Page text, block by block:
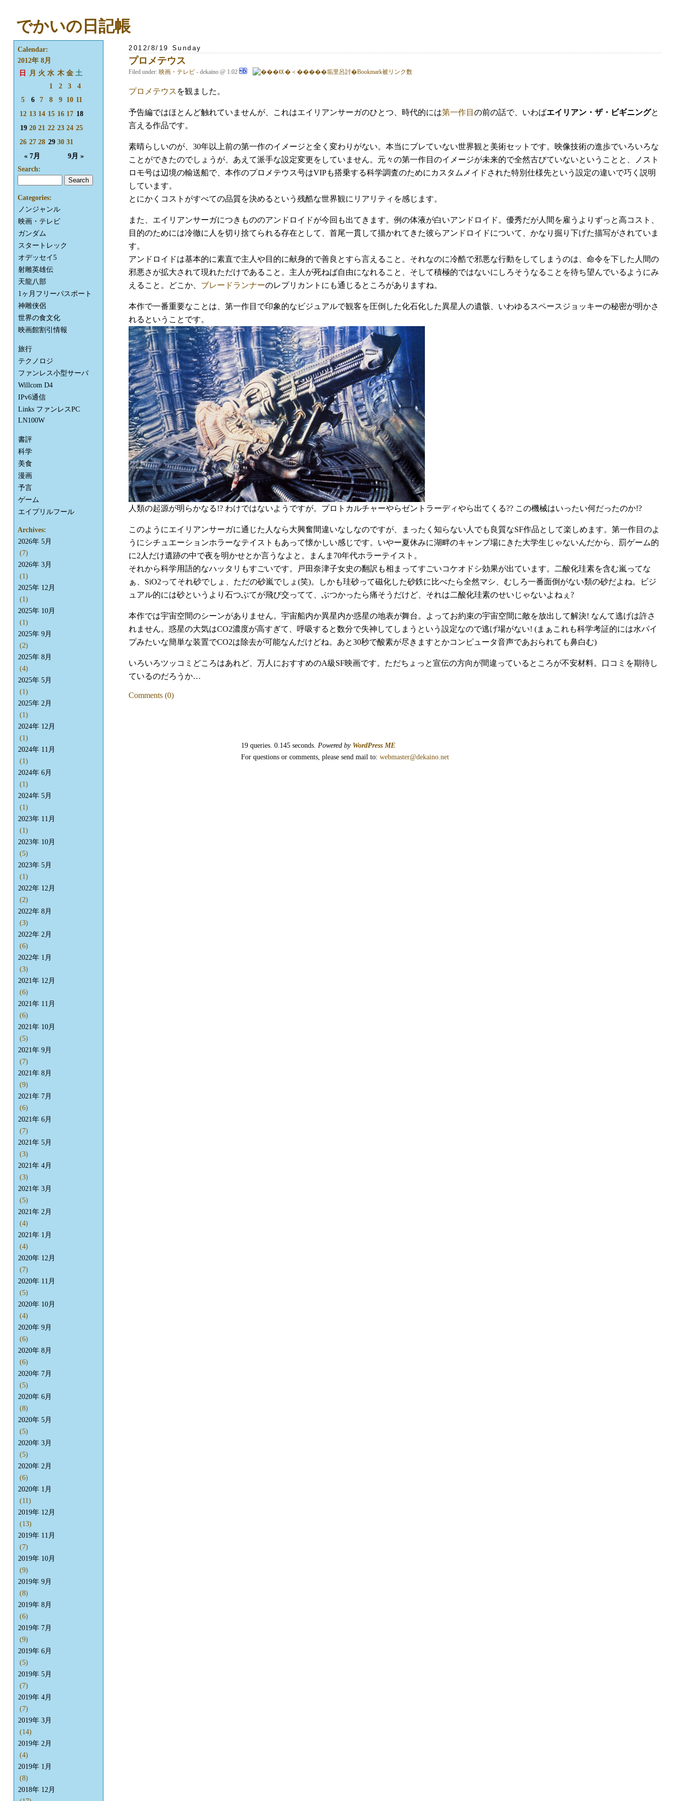
でかいの日記帳
2012/8/19 Sunday
プロメテウス
Filed under: 映画・テレビ - dekaino @ 1:02
プロメテウス を観ました。
予告編ではほとんど触れていませんが、これはエイリアンサーガのひとつ、時代的には第一作目 の前の話で、いわばエイリアン・ザ・ビギニングと
言える作品です。
素晴らしいのが、30年以上前の第一作のイメージと全く変わりがない。本当にブレていない世界観と美術セットです。映像技術の進歩でいろいろな
ことができたのでしょうが、あえて派手な設定変更をしていません。元々の第一作目のイメージが未来的で全然古びていないということと、ノスト
ロモ号は辺境の輸送船で、本作のプロメテウス号はVIPも搭乗する科学調査のためにカスタムメイドされた特別仕様先という設定の違いで巧く説明
しています。
とにかくコストがすべての品質を決めるという残酷な世界観にリアリティを感じます。
また、エイリアンサーガにつきもののアンドロイドが今回も出てきます。例の体液が白いアンドロイド。優秀だが人間を雇うよりずっと高コスト、
目的のためには冷徹に人を切り捨てられる存在として、首尾一貫して描かれてきた彼らアンドロイドについて、かなり掘り下げた描写がされていま
す。
アンドロイドは基本的に素直で主人や目的に献身的で善良とすら言えること。それなのに冷酷で邪悪な行動をしてしまうのは、命令を下した人間の
邪悪さが拡大されて現れただけであること。主人が死ねば自由になれること、そして積極的ではないにしろそうなることを待ち望んでいるようにみ
えること。どこか、 ブレードランナーのレプリカントにも通じるところがありますね。
本作で一番重要なことは、第一作目で印象的なビジュアルで観客を圧倒した化石化した異星人の遺骸、いわゆるスペースジョッキーの秘密が明かさ
れるということです。
人類の起源が明らかなる!? わけではないようですが。プロトカルチャーやらゼントラーディやら出てくる?? この機械はいったい何だったのか!?
このようにエイリアンサーガに通じた人なら大興奮間違いなしなのですが、まったく知らない人でも良質なSF作品として楽しめます。第一作目のよ
うにシチュエーションホラーなテイストもあって懐かしい感じです。いやー夏休みに湖畔のキャンプ場にきた大学生じゃないんだから、罰ゲーム的
に2人だけ遺跡の中で夜を明かせとか言うなよと。まんま70年代ホラーテイスト。
それから科学用語的なハッタリもすごいです。戸田奈津子女史の翻訳も相まってすごいコケオドシ効果が出ています。二酸化珪素を含む嵐ってな
ぁ、SiO2ってそれ砂でしょ、ただの砂嵐でしょ(笑)。しかも珪砂って磁化した砂鉄に比べたら全然マシ、むしろ一番面倒がない類の砂だよね。ビジ
ュアル的には砂というより石つぶてが飛び交ってて、ぶつかったら痛そうだけど、それは二酸化珪素のせいじゃないよねぇ?
本作では宇宙空間のシーンがありません。宇宙船内か異星内か惑星の地表が舞台。よってお約束の宇宙空間に敵を放出して解決! なんて逃げは許さ
れません。惑星の大気はCO2濃度が高すぎて、呼吸すると数分で失神してしまうという設定なので逃げ場がない! (まぁこれも科学考証的には水パイ
プみたいな簡単な装置でCO2は除去が可能なんだけどね。あと30秒で酸素が尽きますとかコンピュータ音声であおられても鼻白む)
いろいろツッコミどころはあれど、万人におすすめのA級SF映画です。ただちょっと宣伝の方向が間違っているところが不安材料。口コミを期待し
ているのだろうか…
Comments (0)
Calendar:
2012年 8月
日
月 火 水 木 金 土
« 7月 9月 »
1 2 3
4
5
6 7 8 9 10 11
12 13 14 15 16 17 18
19 20 21 22 23 24 25
26 27 28 29 30 31
Search:
Categories:
ノンジャンル
映画・テレビ
ガンダム
スタートレック
オデッセイ5
射雕英雄伝
天龍八部
1ヶ月フリーパスポート
神雕侠侶
世界の食文化
映画館割引情報
旅行
テクノロジ
ファンレス小型サーバ
Willcom D4
IPv6通信
Links ファンレスPC
LN100W
書評
科学
美食
漫画
予言
ゲーム
エイプリルフール
Archives:
2026年 5月
(7)
2026年 3月
(1)
2025年 12月
(1)
2025年 10月
(1)
2025年 9月
(2)
2025年 8月
(4)
2025年 5月
(1)
2025年 2月
(1)
2024年 12月
(1)
2024年 11月
(1)
2024年 6月
(1)
2024年 5月
(1)
2023年 11月
(1)
2023年 10月
(5)
2023年 5月
(1)
2022年 12月
(2)
2022年 8月
(3)
2022年 2月
(6)
2022年 1月
(3)
2021年 12月
(6)
2021年 11月
(6)
2021年 10月
(5)
2021年 9月
(7)
2021年 8月
(9)
2021年 7月
(6)
2021年 6月
(7)
2021年 5月
(3)
2021年 4月
(3)
2021年 3月
(5)
2021年 2月
(4)
2021年 1月
(4)
2020年 12月
(7)
2020年 11月
(5)
2020年 10月
(4)
2020年 9月
(6)
2020年 8月
(6)
2020年 7月
(5)
2020年 6月
(8)
2020年 5月
(5)
2020年 3月
(5)
2020年 2月
(6)
2020年 1月
(11)
2019年 12月
(13)
2019年 11月
(7)
2019年 10月
(9)
2019年 9月
(8)
2019年 8月
(6)
2019年 7月
(9)
2019年 6月
(5)
2019年 5月
(7)
2019年 4月
(7)
2019年 3月
(14)
2019年 2月
(4)
2019年 1月
(8)
2018年 12月
19 queries. 0.145 seconds. Powered by WordPress ME
For questions or comments, please send mail to: webmaster@dekaino.net